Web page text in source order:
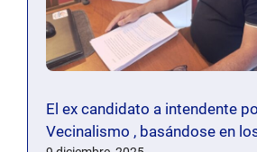
El ex candidato a intendente
Vecinalismo , basándose en